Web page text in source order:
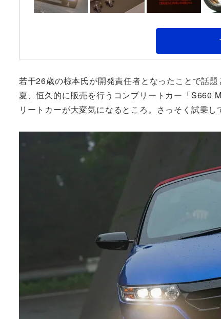
若干26歳の椋本氏が開発責任者となったことで話
夏、恒久的に販売を行うコンプリートカー「S660
リートカーが大変気になるところ。さっそく試乗し